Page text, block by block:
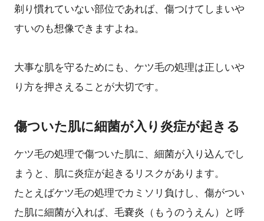
剃り慣れていない部位であれば、傷つけてしまいや
すいのも想像できますよね。
大事な肌を守るためにも、ケツ毛の処理は正しいや
り方を押さえることが大切です。
傷ついた肌に細菌が入り炎症が起きる
ケツ毛の処理で傷ついた肌に、細菌が入り込んでし
まうと、肌に炎症が起きるリスクがあります。
たとえばケツ毛の処理でカミソリ負けし、傷がつい
た肌に細菌が入れば、毛嚢炎（もうのうえん）と呼